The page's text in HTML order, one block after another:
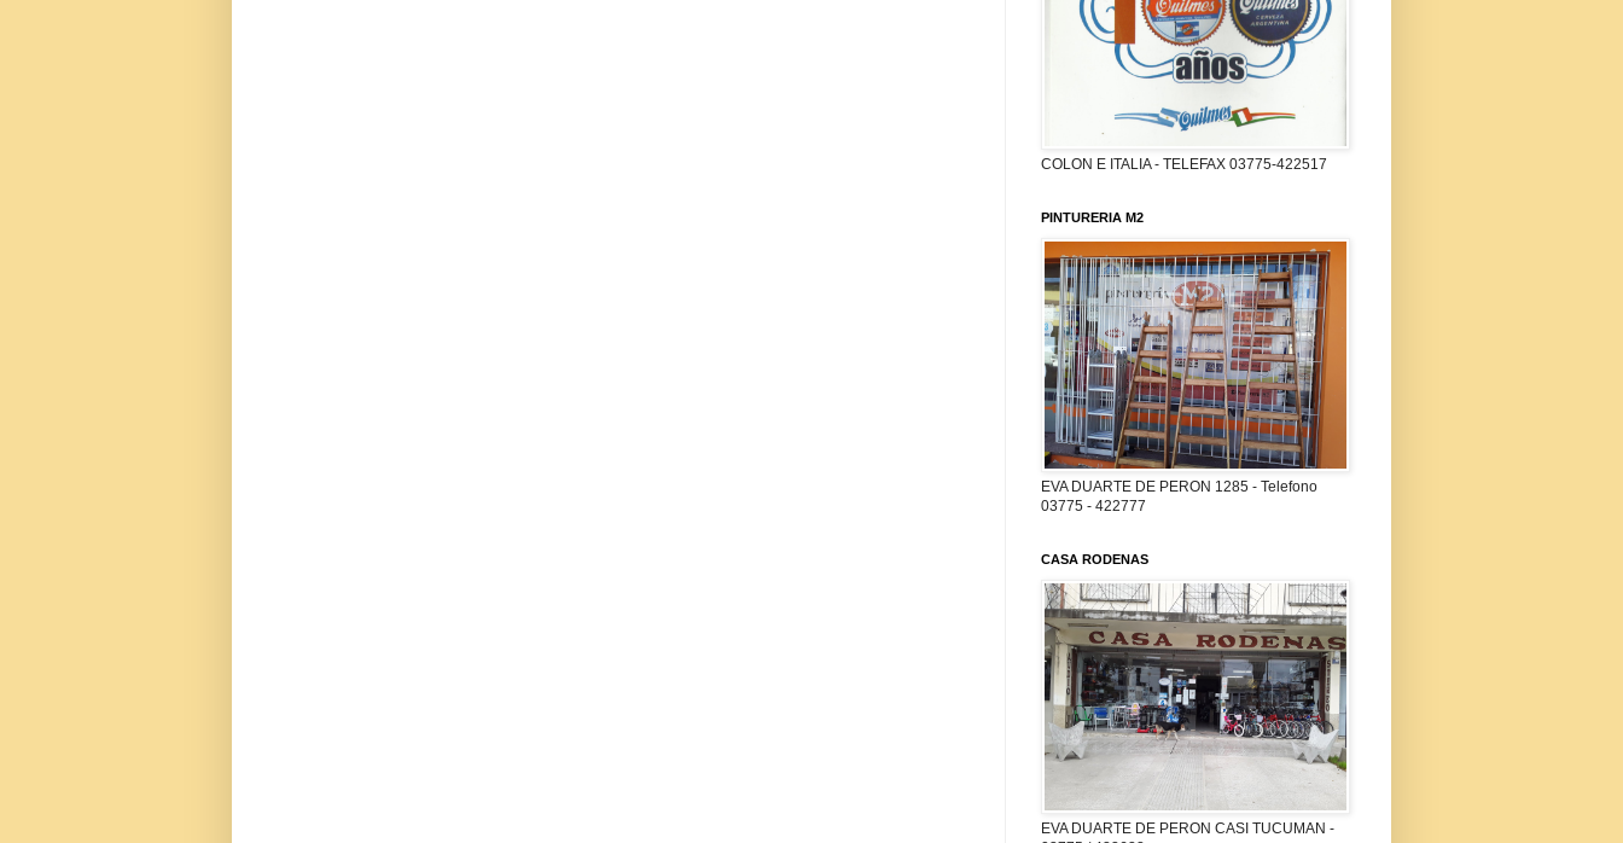
COLON E ITALIA - TELEFAX 03775-422517
PINTURERIA M2
EVA DUARTE DE PERON 1285 - Telefono
03775 - 422777
CASA RODENAS
EVA DUARTE DE PERON CASI TUCUMAN -